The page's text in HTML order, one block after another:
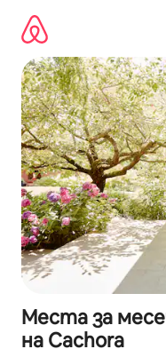
съдържанието
Места за
на Cachora